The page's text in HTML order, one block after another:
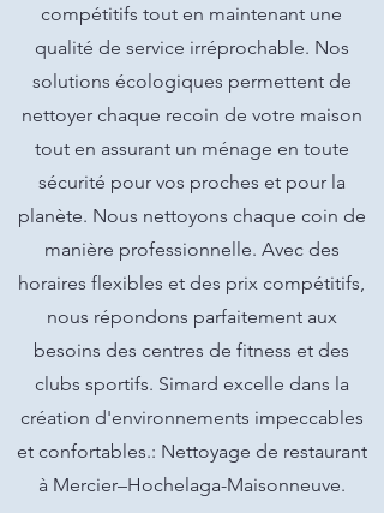
compétitifs tout en maintenant une
qualité de service irréprochable. Nos
solutions écologiques permettent de
nettoyer chaque recoin de votre maison
tout en assurant un ménage en toute
sécurité pour vos proches et pour la
planète. Nous nettoyons chaque coin de
manière professionnelle. Avec des
horaires flexibles et des prix compétitifs,
nous répondons parfaitement aux
besoins des centres de fitness et des
clubs sportifs. Simard excelle dans la
création d'environnements impeccables
et confortables.: Nettoyage de restaurant
à Mercier–Hochelaga-Maisonneuve.